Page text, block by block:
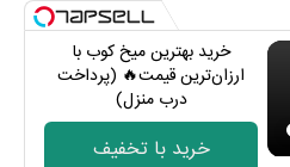
خرید بهترین میخ کوب با
ارزان‌ترین قیمت🔥 (پرداخت
درب منزل)
خرید با تخفیف